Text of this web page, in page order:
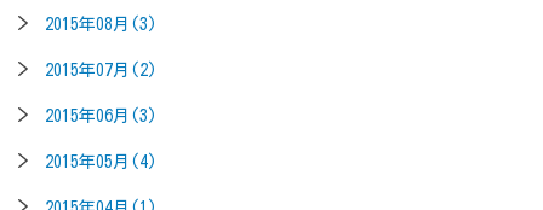
2015年08月(3)
2015年07月(2)
2015年06月(3)
2015年05月(4)